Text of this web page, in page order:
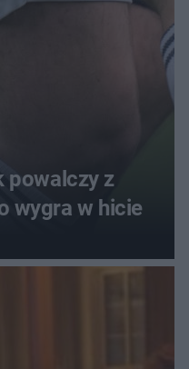
powalczy z
wygra w hicie